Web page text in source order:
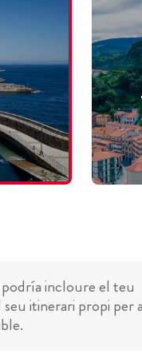
incloure el teu
itinerari propi per a